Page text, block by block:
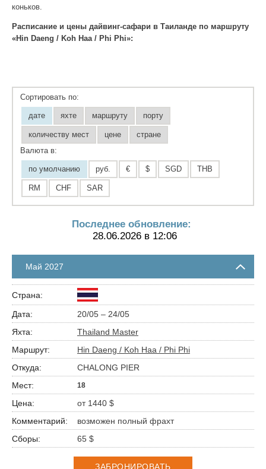
коньков.
Расписание и цены дайвинг-сафари в Таиланде по маршруту
«Hin Daeng / Koh Haa / Phi Phi»:
Сортировать по:
дате яхте маршруту порту
количеству мест цене
стране
Валюта в:
по умолчанию руб. € $ SGD THB
RM CHF SAR
Последнее обновление:
28.06.2026 в 12:06
Май 2027
20/05 – 24/05
Thailand Master
Hin Daeng / Koh Haa / Phi Phi
CHALONG PIER
18
от 1440 $
возможен полный фрахт
65 $
ЗАБРОНИРОВАТЬ